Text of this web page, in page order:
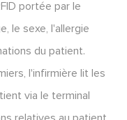
portée par le
le sexe, l'allergie
du patient.
l'infirmière lit les
via le terminal